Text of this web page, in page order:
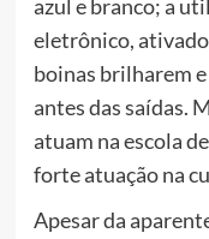
azul e branco; a
eletrônico,
boinas brilharem
antes das saídas.
atuam na escola
forte atuação na
Apesar da